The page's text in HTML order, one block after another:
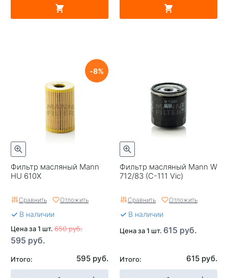
Фильтр масляный Mann
HU 610X
8
Сравнить Отложить
В наличии
Цена за 1 шт. 650 руб.
595 руб.
Итого: 595 руб.
Фильтр масляный Mann W
712/83 (C-111 Vic)
Сравнить Отложить
В наличии
Цена за 1 шт. 615 руб.
Итого: 615 руб.